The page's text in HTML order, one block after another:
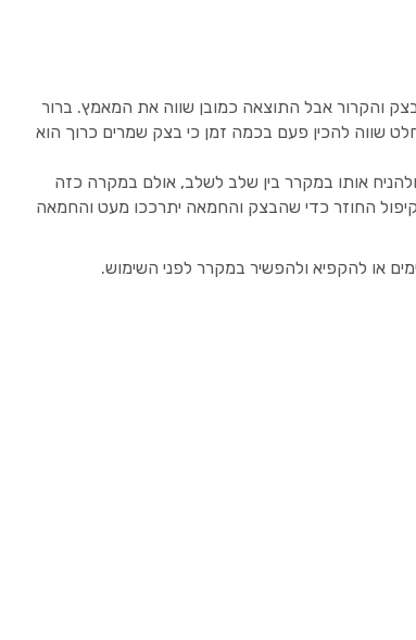
והקרור אבל התוצאה כמובן שווה את המאמץ. ברור
שווה להכין פעם בכמה זמן כי בצק שמרים כרוך הוא
אותו במקרר בין שלב לשלב, אולם במקרה כזה
החוזר כדי שהבצק והחמאה יתרככו מעט והחמאה